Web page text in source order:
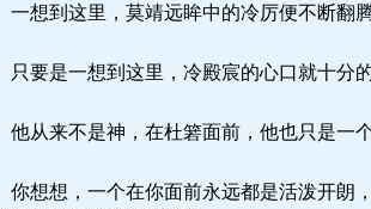
一想到这里，莫靖远眸中的冷厉便不断翻
只要是一想到这里，冷殿宸的心口就十分
他从来不是神，在杜箬面前，他也只是一
你想想，一个在你面前永远都是活泼开朗